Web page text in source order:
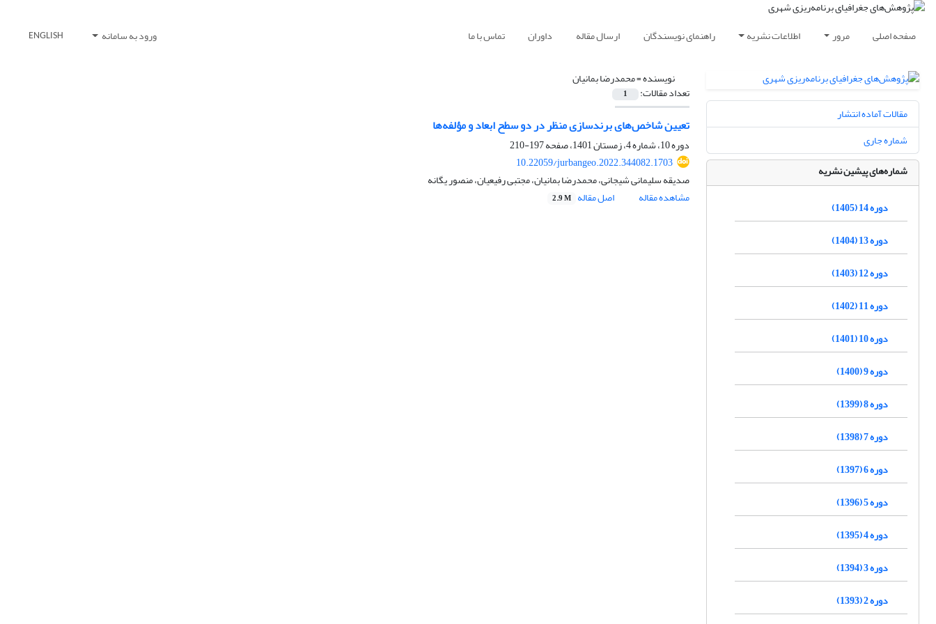
صفحه اصلی مرور اطلاعات نشریه راهنمای نویسندگان ارسال مقاله داوران تماس با ما ورود به سامانه ENGLISH
نویسنده =محمدرضا بمانیان
تعداد مقالات: 1
تعیین شاخص‌های برندسازی منظر در دو سطح ابعاد و مؤلفه‌ها
دوره 10، شماره 4، زمستان 1401، صفحه
197-210
10.22059/jurbangeo.2022.344082.1703
صدیقه سلیمانی شیجانی، محمدرضا بمانیان، مجتبی رفیعیان، منصور یگانه
مشاهده مقاله
اصل مقاله 2.9 M
مقالات آماده انتشار
شماره جاری
شماره‌های پیشین نشریه
دوره 14 (1405)
دوره 13 (1404)
دوره 12 (1403)
دوره 11 (1402)
دوره 10 (1401)
دوره 9 (1400)
دوره 8 (1399)
دوره 7 (1398)
دوره 6 (1397)
دوره 5 (1396)
دوره 4 (1395)
دوره 3 (1394)
دوره 2 (1393)